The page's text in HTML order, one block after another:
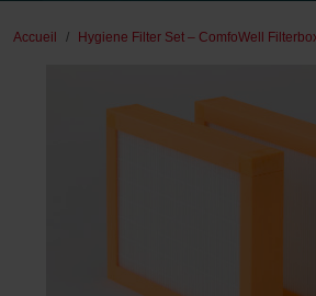
Accueil Hygiene Filter Set – ComfoWell